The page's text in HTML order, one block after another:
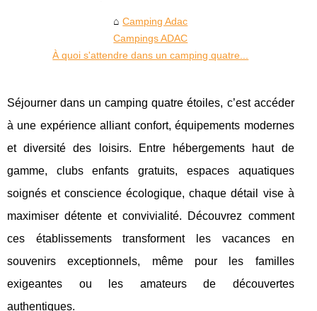
Camping Adac
Campings ADAC
À quoi s'attendre dans un camping quatre...
Séjourner dans un camping quatre étoiles, c’est accéder
à une expérience alliant confort, équipements modernes
et diversité des loisirs. Entre hébergements haut de
gamme, clubs enfants gratuits, espaces aquatiques
soignés et conscience écologique, chaque détail vise à
maximiser détente et convivialité. Découvrez comment
ces établissements transforment les vacances en
souvenirs exceptionnels, même pour les familles
exigeantes ou les amateurs de découvertes
authentiques.